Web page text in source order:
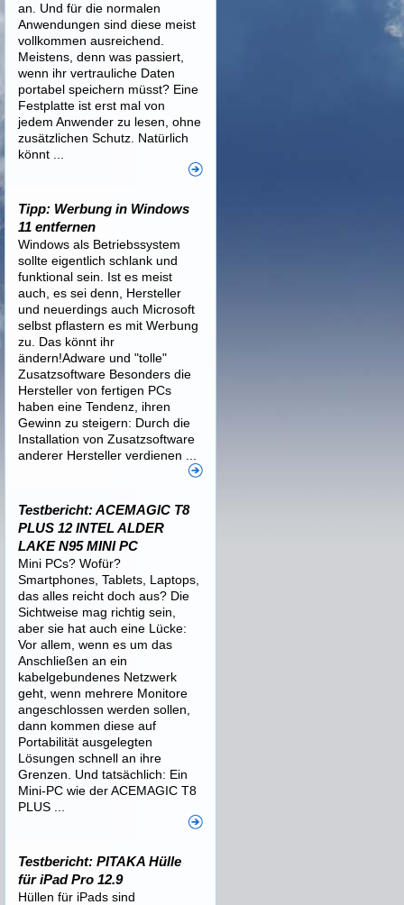
an. Und für die normalen
Anwendungen sind diese meist
vollkommen ausreichend.
Meistens, denn was passiert,
wenn ihr vertrauliche Daten
portabel speichern müsst? Eine
Festplatte ist erst mal von
jedem Anwender zu lesen, ohne
zusätzlichen Schutz. Natürlich
könnt ...
Tipp: Werbung in Windows
11 entfernen
Windows als Betriebssystem
sollte eigentlich schlank und
funktional sein. Ist es meist
auch, es sei denn, Hersteller
und neuerdings auch Microsoft
selbst pflastern es mit Werbung
zu. Das könnt ihr
ändern!Adware und "tolle"
Zusatzsoftware Besonders die
Hersteller von fertigen PCs
haben eine Tendenz, ihren
Gewinn zu steigern: Durch die
Installation von Zusatzsoftware
anderer Hersteller verdienen ...
Testbericht: ACEMAGIC T8
PLUS 12 INTEL ALDER
LAKE N95 MINI PC
Mini PCs? Wofür?
Smartphones, Tablets, Laptops,
das alles reicht doch aus? Die
Sichtweise mag richtig sein,
aber sie hat auch eine Lücke:
Vor allem, wenn es um das
Anschließen an ein
kabelgebundenes Netzwerk
geht, wenn mehrere Monitore
angeschlossen werden sollen,
dann kommen diese auf
Portabilität ausgelegten
Lösungen schnell an ihre
Grenzen. Und tatsächlich: Ein
Mini-PC wie der ACEMAGIC T8
PLUS ...
Testbericht: PITAKA Hülle
für iPad Pro 12.9
Hüllen für iPads sind